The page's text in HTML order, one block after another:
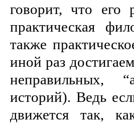
говорит, что его
практическая
также
иной раз
неправильных,
историй). Ведь
движется так,